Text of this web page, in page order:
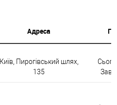
Адреса
Київ, Пирогівський шлях,
135